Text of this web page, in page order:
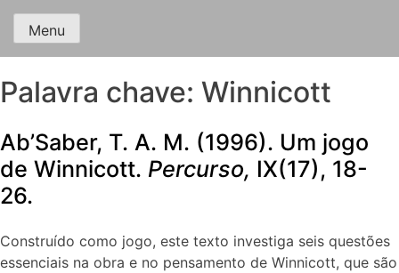
Menu
Palavra chave: Winnicott
Ab’Saber, T. A. M. (1996). Um jogo
de Winnicott. Percurso, IX(17), 18-
26.
Construído como jogo, este texto investiga seis questões
essenciais na obra e no pensamento de Winnicott, que são